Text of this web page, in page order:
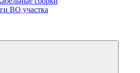
ВО участка